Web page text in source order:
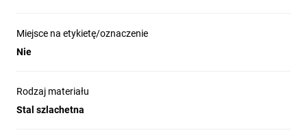
Miejsce na etykietę/oznaczenie
Nie
Rodzaj materiału
Stal szlachetna